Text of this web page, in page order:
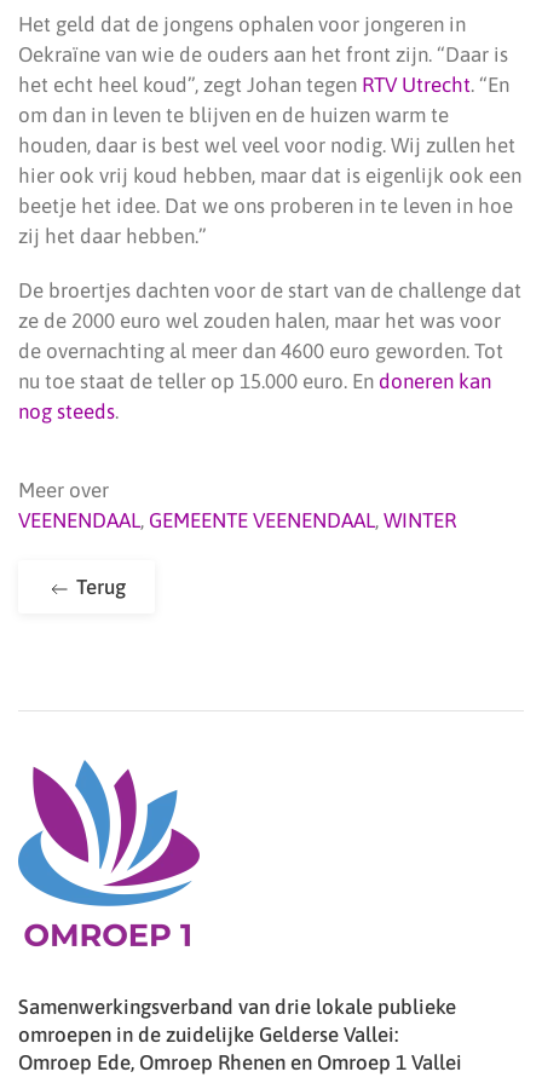
Het geld dat de jongens ophalen voor jongeren in
Oekraïne van wie de ouders aan het front zijn. “Daar is
het echt heel koud”, zegt Johan tegen RTV Utrecht. “En
om dan in leven te blijven en de huizen warm te
houden, daar is best wel veel voor nodig. Wij zullen het
hier ook vrij koud hebben, maar dat is eigenlijk ook een
beetje het idee. Dat we ons proberen in te leven in hoe
zij het daar hebben.”
De broertjes dachten voor de start van de challenge dat
ze de 2000 euro wel zouden halen, maar het was voor
de overnachting al meer dan 4600 euro geworden. Tot
nu toe staat de teller op 15.000 euro. En doneren kan
nog steeds.
Meer over
VEENENDAAL, GEMEENTE VEENENDAAL, WINTER
Terug
Samenwerkingsverband van drie lokale publieke
omroepen in de zuidelijke Gelderse Vallei:
Omroep Ede, Omroep Rhenen en Omroep 1 Vallei